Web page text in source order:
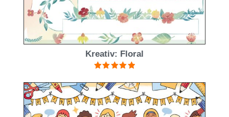
Kreativ: Floral
5.00von 5